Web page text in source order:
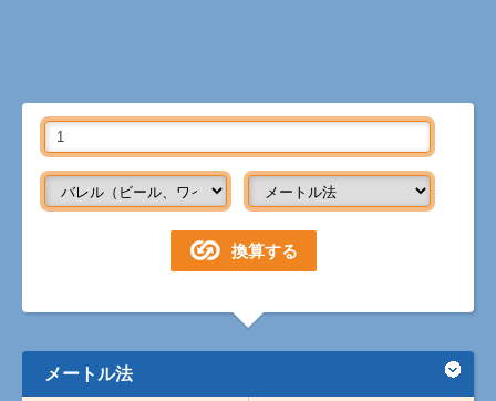
メートル法